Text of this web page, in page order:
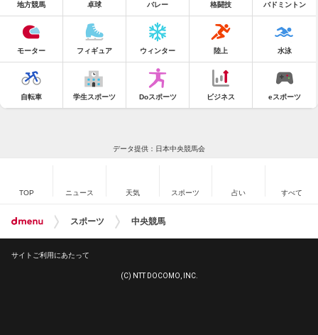
地方競馬 卓球 バレー 格闘技 バドミントン
モーター フィギュア ウィンター 陸上 水泳
自転車 学生スポーツ Doスポーツ ビジネス eスポーツ
データ提供：日本中央競馬会
TOP ニュース 天気 スポーツ 占い すべて
スポーツ 中央競馬
サイトご利用にあたって
(C) NTT DOCOMO, INC.